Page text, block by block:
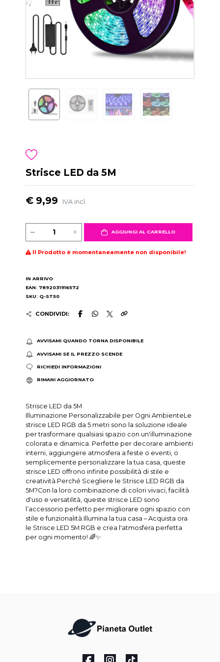
Strisce LED da 5M
€ 9,99 IVA incl.
AGGIUNGI AL CARRELLO
Il Prodotto è momentaneamente non disponibile!
IN ARRIVO
EAN: 7892031916572
SKU: Q-ST50
CONDIVIDI:
AVVISAMI QUANDO TORNA DISPONIBILE
AVVISAMI SE IL PREZZO SCENDE
RICHIEDI INFORMAZIONI
RIMANI AGGIORNATO
Strisce LED da 5M
Illuminazione Personalizzabile per Ogni AmbienteLe
strisce LED RGB da 5 metri sono la soluzione ideale
per trasformare qualsiasi spazio con un'illuminazione
colorata e dinamica. Perfette per decorare ambienti
interni, aggiungere atmosfera a feste o eventi, o
semplicemente personalizzare la tua casa, queste
strisce LED offrono infinite possibilità di stile e
creatività.Perché Scegliere le Strisce LED RGB da
5M?Con la loro combinazione di colori vivaci, facilità
d'uso e versatilità, queste strisce LED sono
l’accessorio perfetto per migliorare ogni spazio con
stile e funzionalità.Illumina la tua casa – Acquista ora
le Strisce LED 5M RGB e crea l'atmosfera perfetta
per ogni momento! 🌈✨